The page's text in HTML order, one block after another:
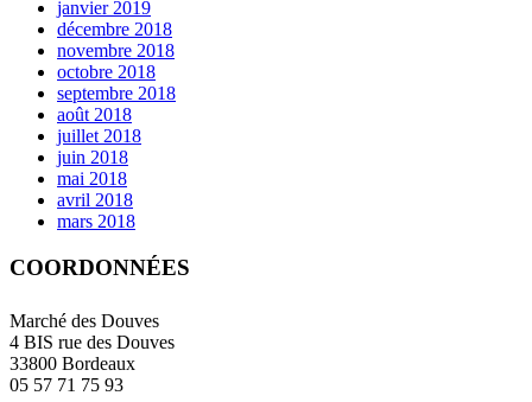
janvier 2019
décembre 2018
novembre 2018
octobre 2018
septembre 2018
août 2018
juillet 2018
juin 2018
mai 2018
avril 2018
mars 2018
COORDONNÉES
Marché des Douves
4 BIS rue des Douves
33800 Bordeaux
05 57 71 75 93